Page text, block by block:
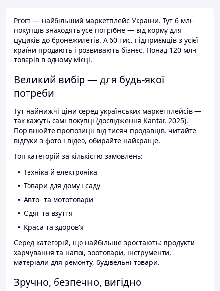
Prom — найбільший маркетплейс України. Тут 6 млн
покупців знаходять усе потрібне — від корму для
цуциків до бронежилетів. А 60 тис. підприємців з усієї
країни продають і розвивають бізнес. Понад 120 млн
товарів в одному місці.
Великий вибір — для будь-якої
потреби
Тут найнижчі ціни серед українських маркетплейсів —
так кажуть самі покупці (дослідження Kantar, 2025).
Порівнюйте пропозиції від тисяч продавців, читайте
відгуки з фото і відео, обирайте найкраще.
Топ категорій за кількістю замовлень:
Техніка й електроніка
Товари для дому і саду
Авто- та мототовари
Одяг та взуття
Краса та здоров'я
Серед категорій, що найбільше зростають: продукти
харчування та напої, зоотовари, інструменти,
матеріали для ремонту, будівельні товари.
Зручно, безпечно, вигідно